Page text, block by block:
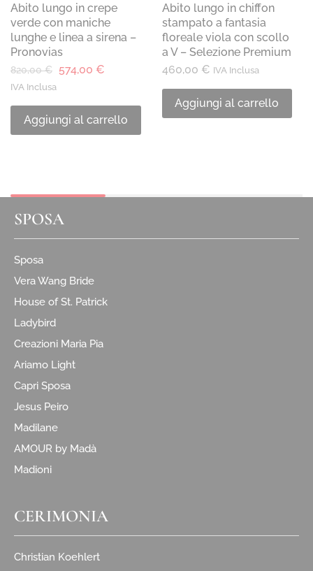
Abito lungo in crepe
verde con maniche
lunghe e linea a sirena –
Pronovias
820,00€ 574,00 €
IVA Inclusa
Aggiungi al carrello
Abito lungo in chiffon
stampato a fantasia
floreale viola con scollo
a V – Selezione Premium
460,00 € IVA Inclusa
Aggiungi al carrello
SPOSA
Sposa
Vera Wang Bride
House of St. Patrick
Ladybird
Creazioni Maria Pia
Ariamo Light
Capri Sposa
Jesus Peiro
Madilane
AMOUR by Madà
Madioni
CERIMONIA
Christian Koehlert